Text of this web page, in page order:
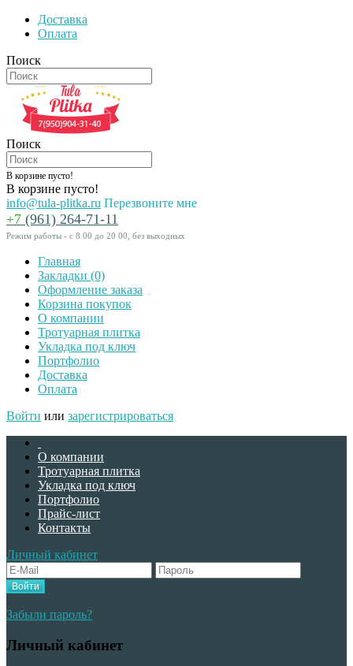
Доставка
Оплата
Поиск
Поиск
В корзине пусто!
В корзине пусто!
info@tula-plitka.ru Перезвоните мне
+7 (961) 264-71-11
Режим работы - с 8 00 до 20 00, без выходных
Главная
Закладки (0)
Оформление заказа
Корзина покупок
O компании
Тротуарная плитка
Укладка под ключ
Портфолио
Доставка
Оплата
Войти или зарегистрироваться
O компании
Тротуарная плитка
Укладка под ключ
Портфолио
Прайс-лист
Контакты
Личный кабинет
Забыли пароль?
Личный кабинет